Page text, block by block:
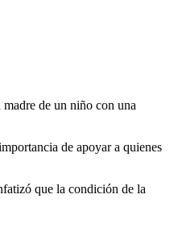
de un niño con una
de apoyar a quienes
que la condición de la